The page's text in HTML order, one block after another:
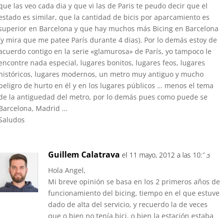
las veo cada dia y que vi las de Paris te peudo decir que el
es similar, que la cantidad de bicis por aparcamiento es
en Barcelona y que hay muchos más Bicing en Barcelona
mira que me patee París durante 4 dias). Por lo demás estoy de
contigo en la serie «glamurosa» de París, yo tampoco le
nada especial, lugares bonitos, lugares feos, lugares
lugares modernos, un metro muy antiguo y mucho
de hurto en él y en los lugares públicos … menos el tema
la antiguedad del metro, por lo demás pues como puede se
Madrid …
Guillem Calatrava el 11 mayo, 2012 a las 10:13
Hola Angel,
Mi breve opinión se basa en los 2 primeros años de
funcionamiento del bicing, tiempo en el que estuve
dado de alta del servicio, y recuerdo la de veces
que o bien no tenía bici, o bien la estación estaba